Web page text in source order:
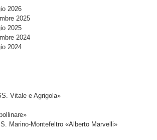
2026
2025
2025
2024
2024
Vitale e Agrigola»
Marino-Montefeltro «Alberto Marvelli»